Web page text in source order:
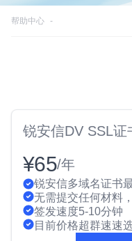
帮助中心
锐安信DV SSL证
¥65/年
锐安信多域名证书
无需提交任何材料
签发速度5-10分钟
目前价格超群速速